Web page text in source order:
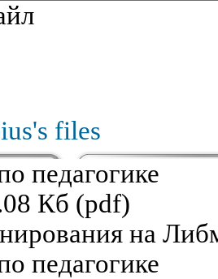
files
педагогике
Кб (pdf)
на
педагогике